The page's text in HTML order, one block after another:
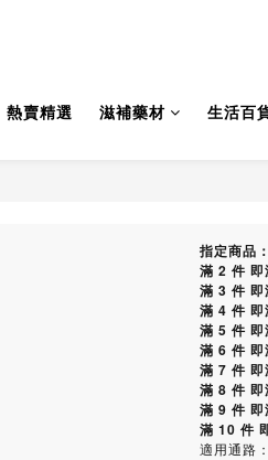
熱賣精選 滋補藥材 生活百
指定商品：
滿 2 件
滿 3 件
滿 4 件
滿 5 件
滿 6 件
滿 7 件
滿 8 件
滿 9 件
滿 10 件
適用通路：